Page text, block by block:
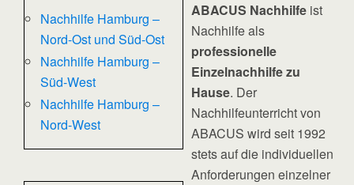
Nachhilfe Hamburg –
Nord-Ost und Süd-Ost
Nachhilfe Hamburg –
Süd-West
Nachhilfe Hamburg –
Nord-West
ABACUS Nachhilfe ist
Nachhilfe als
professionelle
Einzelnachhilfe zu
Hause. Der
Nachhilfeunterricht von
ABACUS wird seit 1992
stets auf die individuellen
Anforderungen einzelner